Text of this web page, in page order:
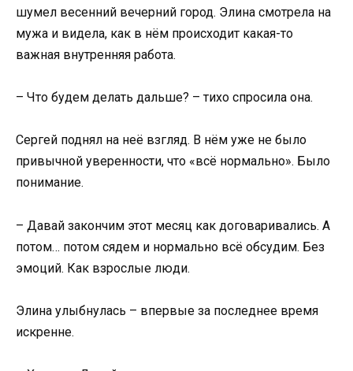
шумел весенний вечерний город. Элина смотрела на
мужа и видела, как в нём происходит какая-то
важная внутренняя работа.
– Что будем делать дальше? – тихо спросила она.
Сергей поднял на неё взгляд. В нём уже не было
привычной уверенности, что «всё нормально». Было
понимание.
– Давай закончим этот месяц как договаривались. А
потом… потом сядем и нормально всё обсудим. Без
эмоций. Как взрослые люди.
Элина улыбнулась – впервые за последнее время
искренне.